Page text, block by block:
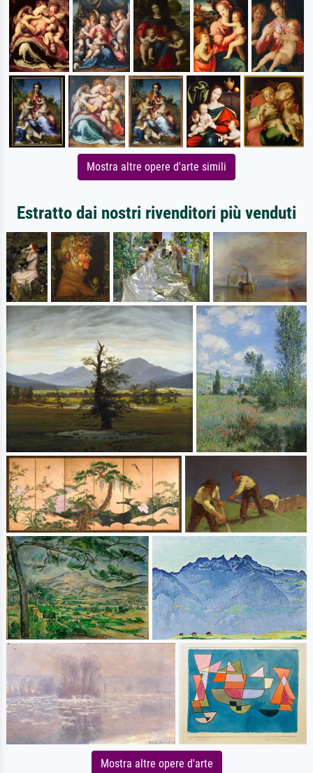
Mostra altre opere d'arte simili
Estratto dai nostri rivenditori più venduti
Mostra altre opere d'arte